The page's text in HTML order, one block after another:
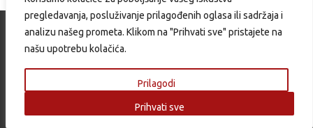
pregledavanja, posluživanje prilagođenih oglasa ili sadržaja i
analizu našeg prometa. Klikom na "Prihvati sve" pristajete na
našu upotrebu kolačića.
Prilagodi
Prihvati sve
Copyright © 2015 Okusi.eu | Web design & Development by: